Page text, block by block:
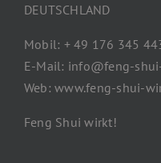
DEUTSCHLAND
Mobil: + 49 176 345
E-Mail: info@feng-
Web: www.feng-shui-
Feng Shui wirkt!